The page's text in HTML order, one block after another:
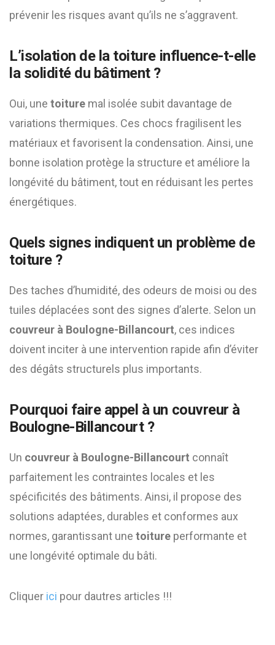
prévenir les risques avant qu’ils ne s’aggravent.
L’isolation de la toiture influence-t-elle
la solidité du bâtiment ?
Oui, une toiture mal isolée subit davantage de
variations thermiques. Ces chocs fragilisent les
matériaux et favorisent la condensation. Ainsi, une
bonne isolation protège la structure et améliore la
longévité du bâtiment, tout en réduisant les pertes
énergétiques.
Quels signes indiquent un problème de
toiture?
Des taches d’humidité, des odeurs de moisi ou des
tuiles déplacées sont des signes d’alerte. Selon un
couvreur à Boulogne-Billancourt, ces indices
doivent inciter à une intervention rapide afin d’éviter
des dégâts structurels plus importants.
Pourquoi faire appel à un couvreur à
Boulogne-Billancourt?
Un couvreur à Boulogne-Billancourt connaît
parfaitement les contraintes locales et les
spécificités des bâtiments. Ainsi, il propose des
solutions adaptées, durables et conformes aux
normes, garantissant une toiture performante et
une longévité optimale du bâti.
Cliquer ici pour dautres articles !!!